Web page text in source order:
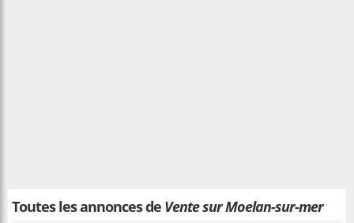
Toutes les annonces de Vente sur Moelan-sur-mer